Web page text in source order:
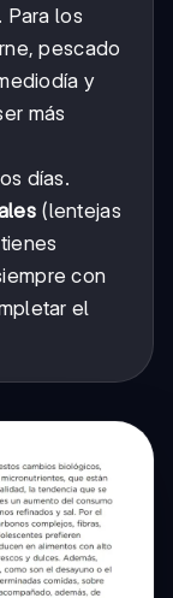
Para los
pescado
y
más
días.
(lentejas
con
el